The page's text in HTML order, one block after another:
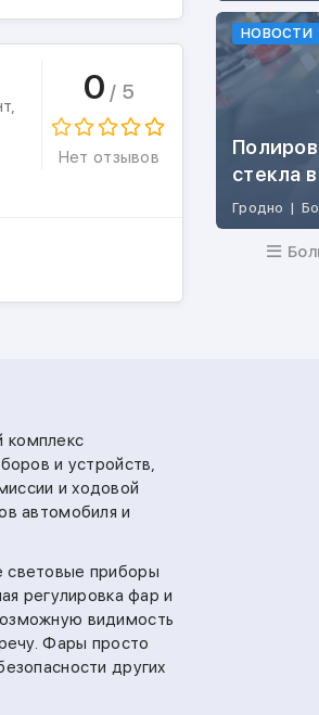
0 / 5
Нет отзывов
НОВОСТИ
стекла
Гродно |
комплекс
и устройств,
и ходовой
автомобиля и
световые приборы
регулировка фар и
видимость
Фары просто
других